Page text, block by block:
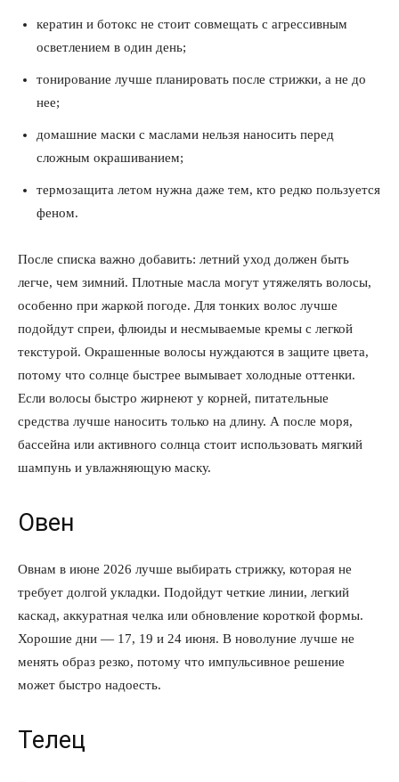
кератин и ботокс не стоит совмещать с агрессивным
осветлением в один день;
тонирование лучше планировать после стрижки, а не до
нее;
домашние маски с маслами нельзя наносить перед
сложным окрашиванием;
термозащита летом нужна даже тем, кто редко пользуется
феном.
После списка важно добавить: летний уход должен быть
легче, чем зимний. Плотные масла могут утяжелять волосы,
особенно при жаркой погоде. Для тонких волос лучше
подойдут спреи, флюиды и несмываемые кремы с легкой
текстурой. Окрашенные волосы нуждаются в защите цвета,
потому что солнце быстрее вымывает холодные оттенки.
Если волосы быстро жирнеют у корней, питательные
средства лучше наносить только на длину. А после моря,
бассейна или активного солнца стоит использовать мягкий
шампунь и увлажняющую маску.
Овен
Овнам в июне 2026 лучше выбирать стрижку, которая не
требует долгой укладки. Подойдут четкие линии, легкий
каскад, аккуратная челка или обновление короткой формы.
Хорошие дни — 17, 19 и 24 июня. В новолуние лучше не
менять образ резко, потому что импульсивное решение
может быстро надоесть.
Телец